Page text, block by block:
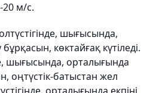
20 м/с.
шығысында,
көктайғақ күтіледі.
шығысында, орталығында
оңтүстік-батыстан жел